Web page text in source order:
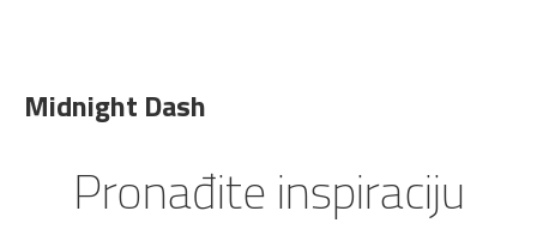
Midnight Dash
Pronađite inspiraciju